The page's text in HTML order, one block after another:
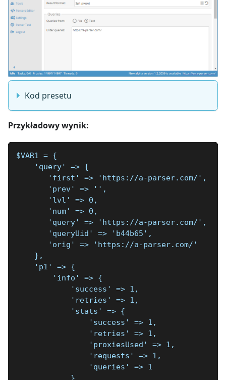
Kod presetu
Przykładowy wynik:
$VAR1 = {
    'query' => {
       'first' => 'https://a-parser.com/',
       'prev' => '',
       'lvl' => 0,
       'num' => 0,
       'query' => 'https://a-parser.com/',
       'queryUid' => 'b44b65',
       'orig' => 'https://a-parser.com/'
    },
    'p1' => {
        'info' => {
            'success' => 1,
            'retries' => 1,
            'stats' => {
                'success' => 1,
                'retries' => 1,
                'proxiesUsed' => 1,
                'requests' => 1,
                'queries' => 1
            }